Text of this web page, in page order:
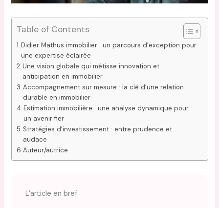
Table of Contents
Didier Mathus immobilier : un parcours d’exception pour
une expertise éclairée
Une vision globale qui métisse innovation et
anticipation en immobilier
Accompagnement sur mesure : la clé d’une relation
durable en immobilier
Estimation immobilière : une analyse dynamique pour
un avenir fier
Stratégies d’investissement : entre prudence et
audace
Auteur/autrice
L’article en bref